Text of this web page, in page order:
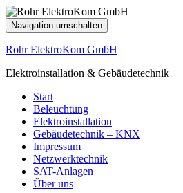
Navigation umschalten
Rohr ElektroKom GmbH
Elektroinstallation & Gebäudetechnik
Start
Beleuchtung
Elektroinstallation
Gebäudetechnik – KNX
Impressum
Netzwerktechnik
SAT-Anlagen
Über uns